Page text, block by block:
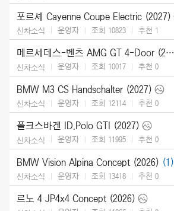
포르셰 Cayenne Coupe Electric (2027)
신차소식 운영자 조회 10823 추천 1
메르세데스-벤츠 AMG GT 4-Door (2027)
신차소식 운영자 조회 10017 추천 0
BMW M3 CS Handschalter (2027)
신차소식 운영자 조회 12114 추천 0
폴크스바겐 ID.Polo GTI (2027)
신차소식 운영자 조회 11995 추천 0
BMW Vision Alpina Concept (2026) (1)
신차소식 운영자 조회 13418 추천 0
르노 4 JP4x4 Concept (2026)